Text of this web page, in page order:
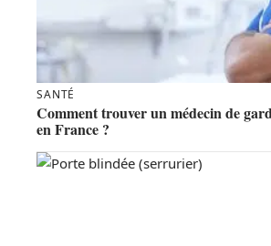
SANTÉ
Comment trouver un médecin de
en France ?